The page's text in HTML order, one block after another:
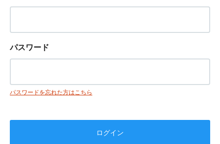
パスワード
パスワードを忘れた方はこちら